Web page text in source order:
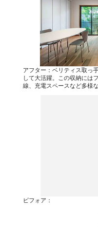
アフター：ベリティス取っ
して大活躍。この収納には
線、充電スペースなど多様
ビフォア：